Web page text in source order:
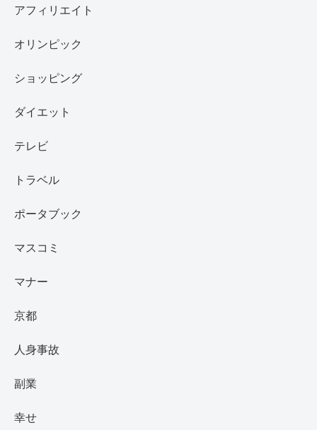
アフィリエイト
オリンピック
ショッピング
ダイエット
テレビ
トラベル
ポータブック
マスコミ
マナー
京都
人身事故
副業
幸せ